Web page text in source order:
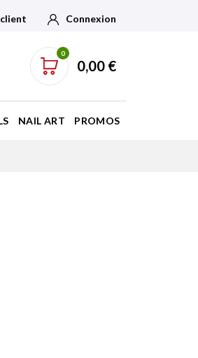
Connexion
0
0,00 €
NAIL ART PROMOS